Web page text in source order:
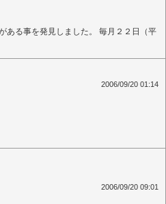
ある事を発見しました。 毎月２２日（平
2006/09/20 01:14
2006/09/20 09:01